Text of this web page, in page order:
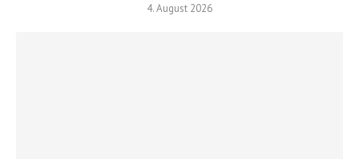
4. August 2026